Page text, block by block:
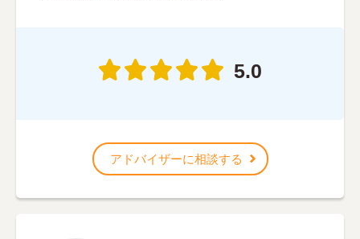
5.0
アドバイザーに相談する